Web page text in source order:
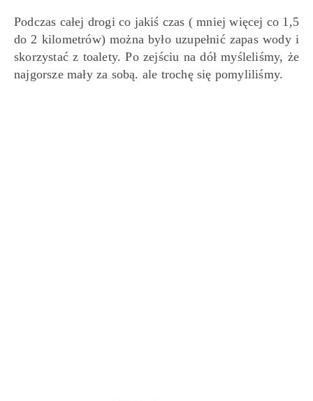
Podczas całej drogi co jakiś czas ( mniej więcej co 1,5
do 2 kilometrów) można było uzupełnić zapas wody i
skorzystać z toalety. Po zejściu na dół myśleliśmy, że
najgorsze mały za sobą. ale trochę się pomyliliśmy.